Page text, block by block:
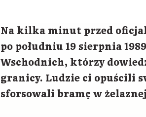
Na kilka minut przed
po południu 19 sierpnia
Wschodnich, którzy
granicy. Ludzie ci opuścili
sforsowali bramę w